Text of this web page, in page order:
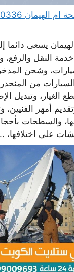
يسعى دائما
النقل والرفع،
وشحن
من
الغيار، وتبديل
أمهر الفنيين،
والسطحات
على اختلافها،